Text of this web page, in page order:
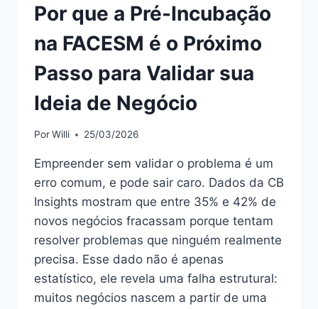
Por que a Pré-Incubação
na FACESM é o Próximo
Passo para Validar sua
Ideia de Negócio
PorWilli 25/03/2026
Empreender sem validar o problema é um
erro comum, e pode sair caro. Dados da CB
Insights mostram que entre 35% e 42% de
novos negócios fracassam porque tentam
resolver problemas que ninguém realmente
precisa. Esse dado não é apenas
estatístico, ele revela uma falha estrutural:
muitos negócios nascem a partir de uma